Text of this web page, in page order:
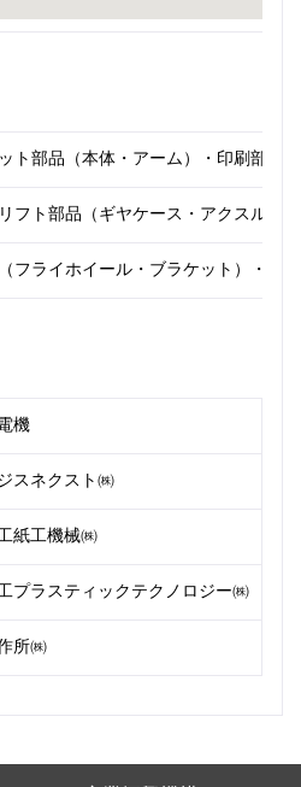
ト部品（本体・アーム）・印刷部品
フト部品（ギヤケース・アクスル）
フライホイール・ブラケット）・射
機
スネクスト㈱
紙工機械㈱
プラスティックテクノロジー㈱
所㈱